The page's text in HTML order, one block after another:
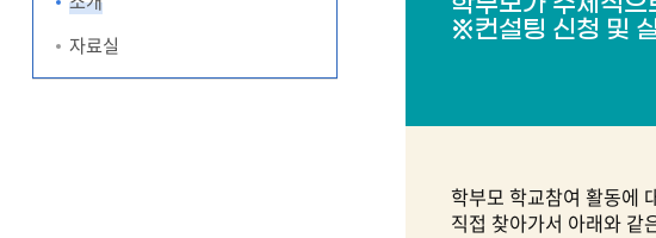
자료실
※컨설팅 신청 및
→ (교육청
학부모 학교참여 활동에
직접 찾아가서 아래와 같